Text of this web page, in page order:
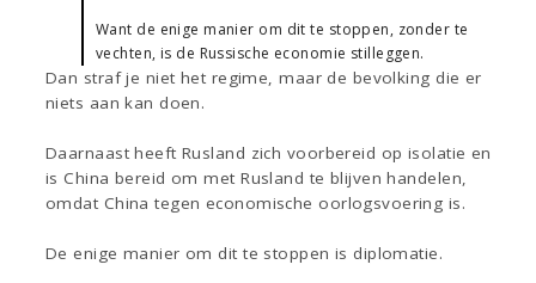
Want de enige manier om dit te stoppen, zonder te
vechten, is de Russische economie stilleggen.
Dan straf je niet het regime, maar de bevolking die er
niets aan kan doen.
Daarnaast heeft Rusland zich voorbereid op isolatie en
is China bereid om met Rusland te blijven handelen,
omdat China tegen economische oorlogsvoering is.
De enige manier om dit te stoppen is diplomatie.